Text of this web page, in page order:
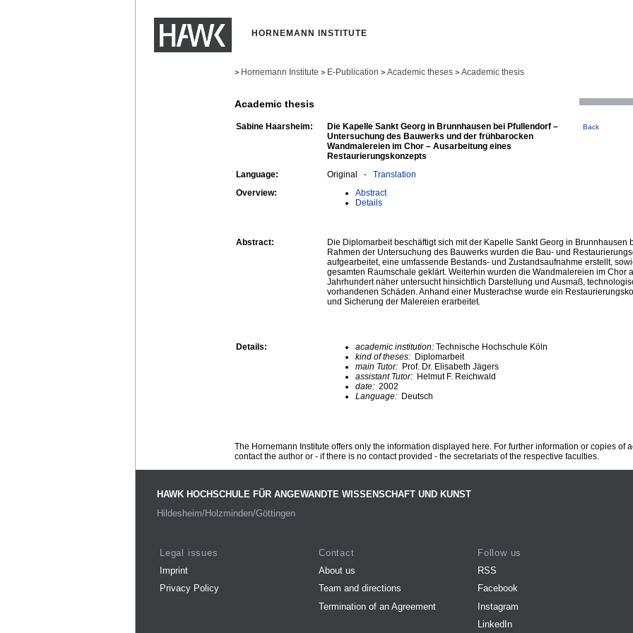
HORNEMANN INSTITUTE
> Hornemann Institute > E-Publication > Academic theses > Academic thesis
Academic thesis
Sabine Haarsheim:
Die Kapelle Sankt Georg in Brunnhausen bei Pfullendorf –
Untersuchung des Bauwerks und der frühbarocken
Wandmalereien im Chor – Ausarbeitung eines
Restaurierungskonzepts
Back
Language: Original - Translation
Overview:
Abstract
Details
Abstract:
Die Diplomarbeit beschäftigt sich mit der Kapelle Sankt Georg in Brunnhausen
Rahmen der Untersuchung des Bauwerks wurden die Bau- und
aufgearbeitet, eine umfassende Bestands- und Zustandsaufnahme erstellt,
gesamten Raumschale geklärt. Weiterhin wurden die Wandmalereien im Chor
Jahrhundert näher untersucht hinsichtlich Darstellung und Ausmaß,
vorhandenen Schäden. Anhand einer Musterachse wurde ein
und Sicherung der Malereien erarbeitet.
Details: academic institution: Technische Hochschule Köln
kind of theses: Diplomarbeit
main Tutor: Prof. Dr. Elisabeth Jägers
assistant Tutor: Helmut F. Reichwald
date: 2002
Language: Deutsch
The Hornemann Institute offers only the information displayed here. For further information or copies of
contact the author or - if there is no contact provided - the secretariats of the respective faculties.
HAWK HOCHSCHULE FÜR ANGEWANDTE WISSENSCHAFT UND KUNST
Hildesheim/Holzminden/Göttingen
Legal issues
Imprint
Privacy Policy
Contact
About us
Team and directions
Termination of an Agreement
Follow us
RSS
Facebook
Instagram
LinkedIn